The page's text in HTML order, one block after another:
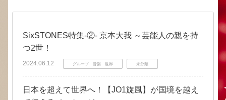
SixSTONES特集‐②‐ 京本大我 ～芸能人の親を持
つ2世！
2024.06.12 グループ 音楽 世界 未分類
日本を超えて世界へ！【JO1旋風】が国境を越え